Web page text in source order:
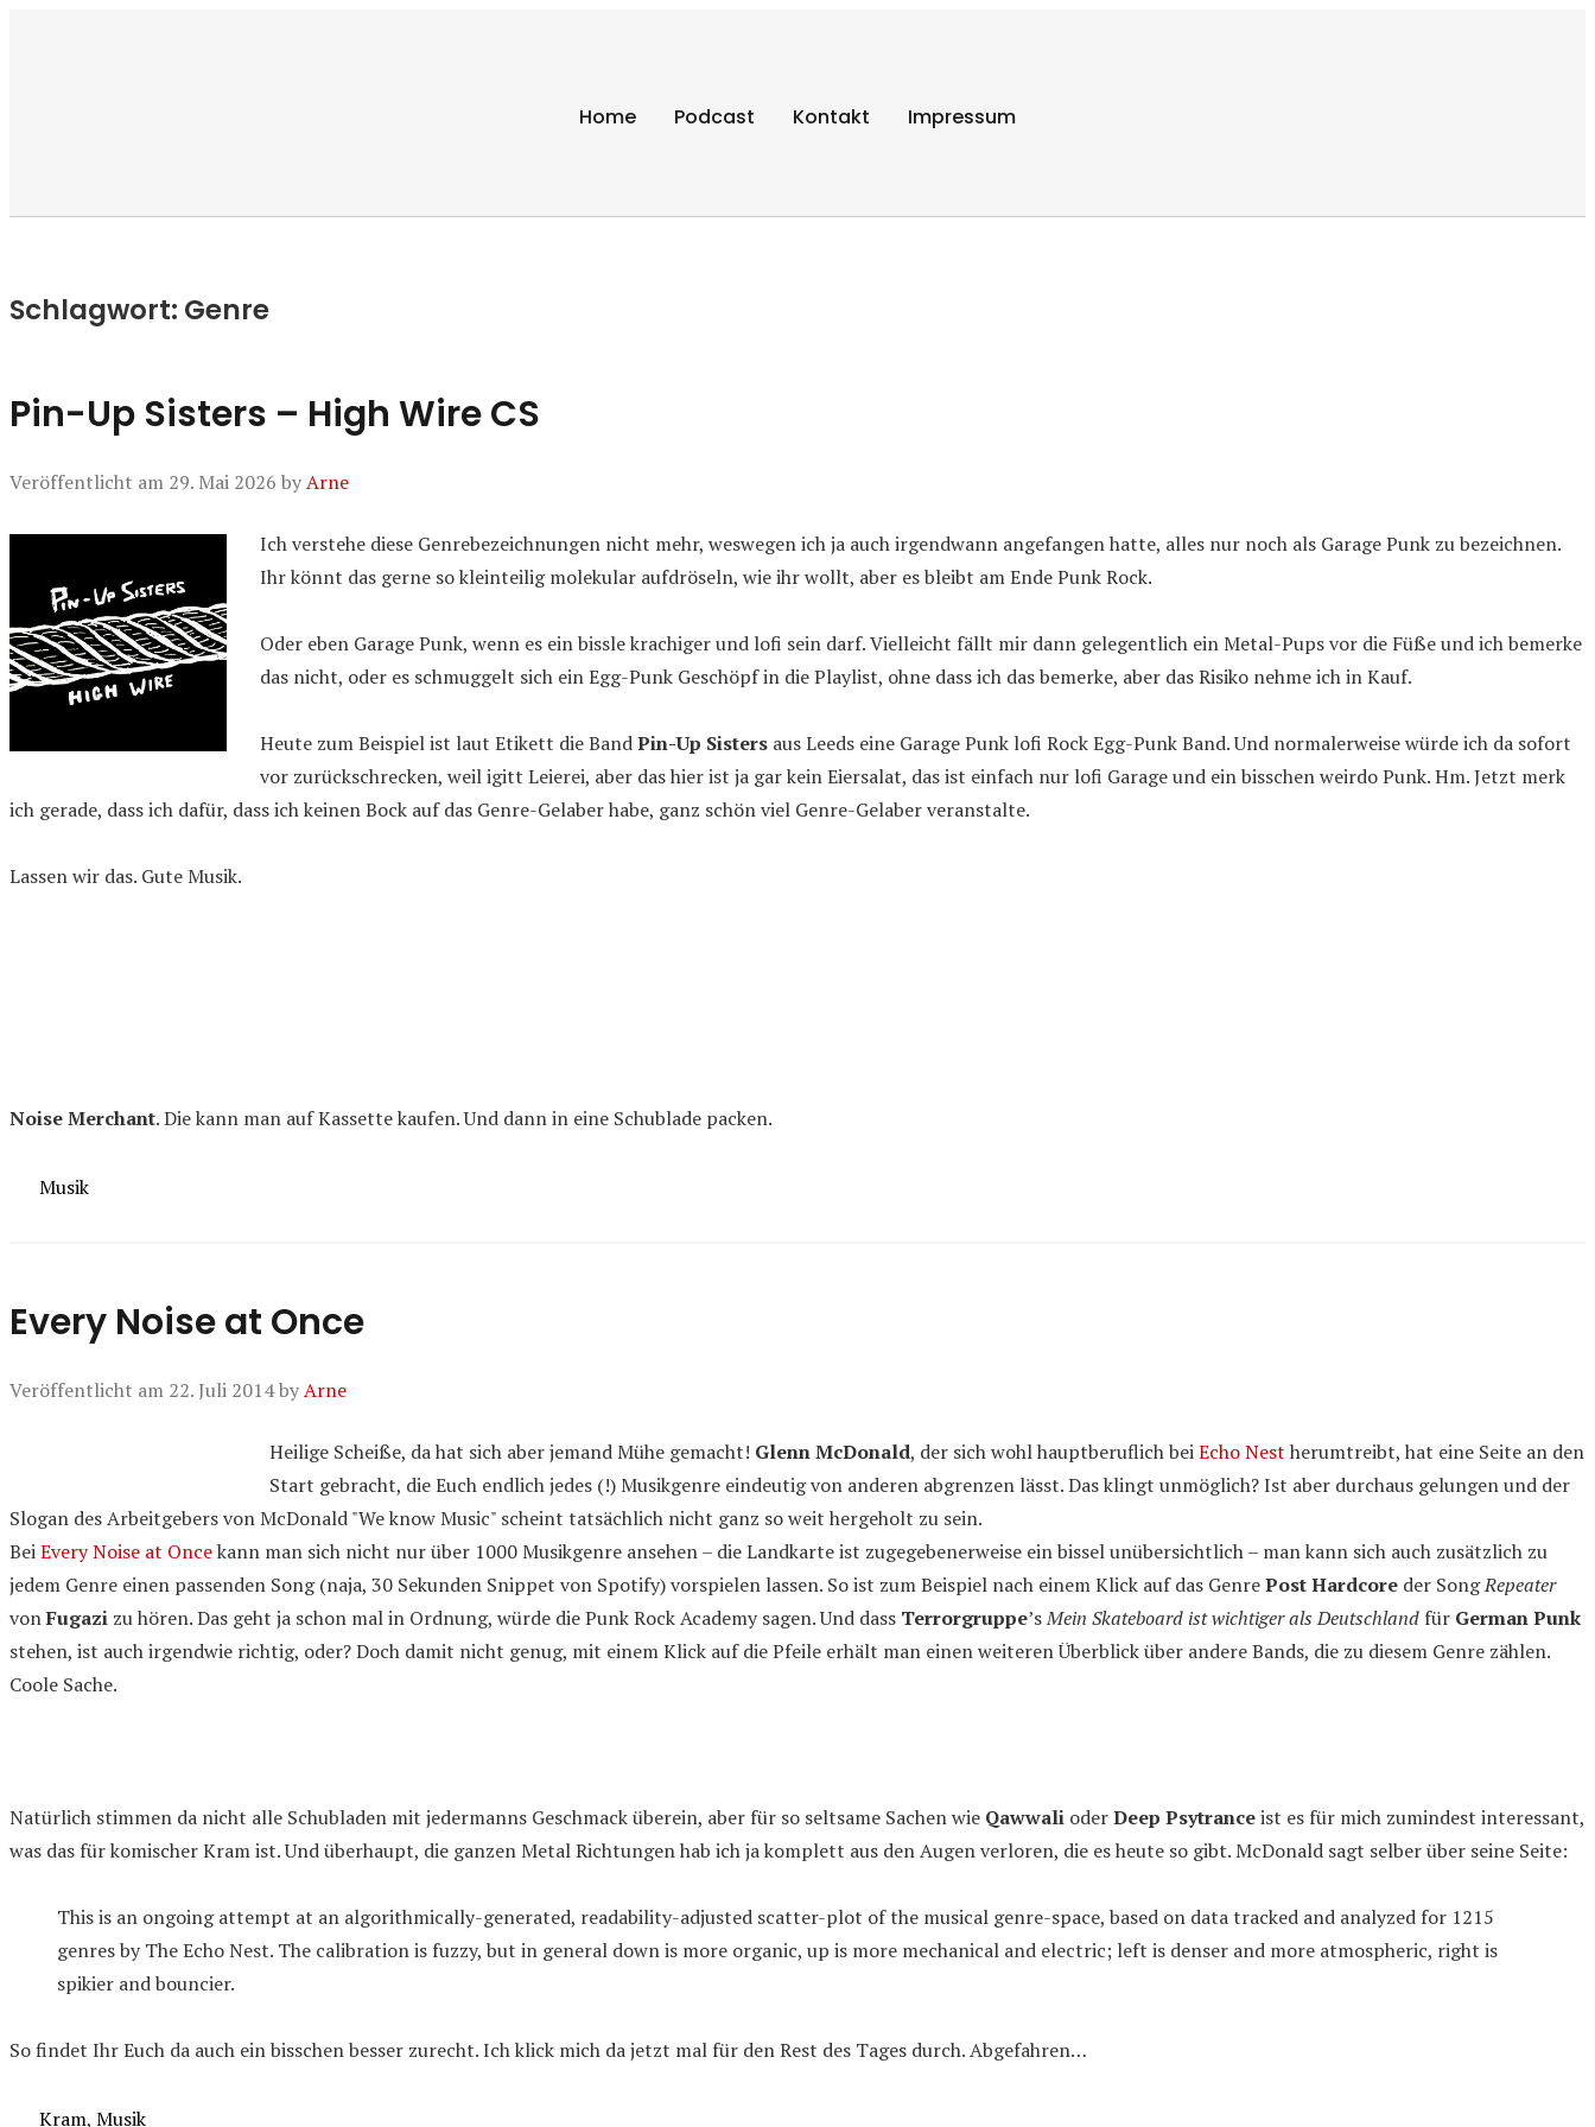
Home Podcast Kontakt Impressum
Schlagwort: Genre
Pin-Up Sisters – High Wire CS
Veröffentlicht am 29. Mai 2026 byArne
Ich verstehe diese Genrebezeichnungen nicht mehr, weswegen ich ja auch irgendwann angefangen hatte, alles nur noch als Garage Punk zu bezeichnen.
Ihr könnt das gerne so kleinteilig molekular aufdröseln, wie ihr wollt, aber es bleibt am Ende Punk Rock.
Oder eben Garage Punk, wenn es ein bissle krachiger und lofi sein darf. Vielleicht fällt mir dann gelegentlich ein Metal-Pups vor die Füße und ich bemerke
das nicht, oder es schmuggelt sich ein Egg-Punk Geschöpf in die Playlist, ohne dass ich das bemerke, aber das Risiko nehme ich in Kauf.
Heute zum Beispiel ist laut Etikett die BandPin-Up Sisters aus Leeds eine Garage Punk lofi Rock Egg-Punk Band. Und normalerweise würde ich da sofort
vor zurückschrecken, weil igitt Leierei, aber das hier ist ja gar kein Eiersalat, das ist einfach nur lofi Garage und ein bisschen weirdo Punk. Hm. Jetzt merk
ich gerade, dass ich dafür, dass ich keinen Bock auf das Genre-Gelaber habe, ganz schön viel Genre-Gelaber veranstalte.
Lassen wir das. Gute Musik.
Noise Merchant. Die kann man auf Kassette kaufen. Und dann in eine Schublade packen.
Kategorien
Musik
Every Noise at Once
Veröffentlicht am 22. Juli 2014byArne
Heilige Scheiße, da hat sich aber jemand Mühe gemacht! Glenn McDonald, der sich wohl hauptberuflich beiEcho Nest herumtreibt, hat eine Seite an den
Start gebracht, die Euch endlich jedes (!) Musikgenre eindeutig von anderen abgrenzen lässt. Das klingt unmöglich? Ist aber durchaus gelungen und der
Slogan des Arbeitgebers von McDonald "We know Music" scheint tatsächlich nicht ganz so weit hergeholt zu sein.
BeiEvery Noise at Oncekann man sich nicht nur über 1000 Musikgenre ansehen – die Landkarte ist zugegebenerweise ein bissel unübersichtlich – man kann sich auch zusätzlich zu
jedem Genre einen passenden Song (naja, 30 Sekunden Snippet von Spotify) vorspielen lassen. So ist zum Beispiel nach einem Klick auf das GenrePost Hardcore der SongRepeater
vonFugazi zu hören. Das geht ja schon mal in Ordnung, würde die Punk Rock Academy sagen. Und dass Terrorgruppe’sMein Skateboard ist wichtiger als Deutschland für German Punk
stehen, ist auch irgendwie richtig, oder? Doch damit nicht genug, mit einem Klick auf die Pfeile erhält man einen weiteren Überblick über andere Bands, die zu diesem Genre zählen.
Coole Sache.
Natürlich stimmen da nicht alle Schubladen mit jedermanns Geschmack überein, aber für so seltsame Sachen wie Qawwali oderDeep Psytranceist es für mich zumindest interessant,
was das für komischer Kram ist. Und überhaupt, die ganzen Metal Richtungen hab ich ja komplett aus den Augen verloren, die es heute so gibt. McDonald sagt selber über seine Seite:
This is an ongoing attempt at an algorithmically-generated, readability-adjusted scatter-plot of the musical genre-space, based on data tracked and analyzed for 1215
genres by The Echo Nest. The calibration is fuzzy, but in general down is more organic, up is more mechanical and electric; left is denser and more atmospheric, right is
spikier and bouncier.
So findet Ihr Euch da auch ein bisschen besser zurecht. Ich klick mich da jetzt mal für den Rest des Tages durch. Abgefahren…
Kategorien
Kram, Musik